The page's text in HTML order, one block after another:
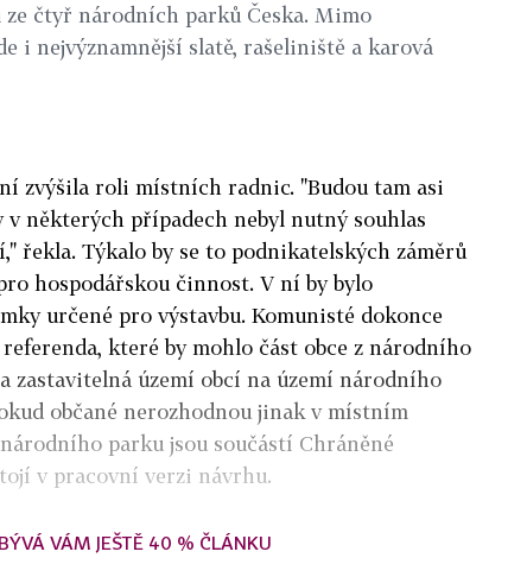
čtyř národních parků Česka. Mimo
i nejvýznamnější slatě, rašeliniště a karová
zvýšila roli místních radnic. "Budou tam asi
v některých případech nebyl nutný souhlas
řekla. Týkalo by se to podnikatelských záměrů
hospodářskou činnost. V ní by bylo
určené pro výstavbu. Komunisté dokonce
které by mohlo část obce z národního
zastavitelná území obcí na území národního
občané nerozhodnou jinak v místním
parku jsou součástí Chráněné
v pracovní verzi návrhu.
VÁM JEŠTĚ 40 % ČLÁNKU